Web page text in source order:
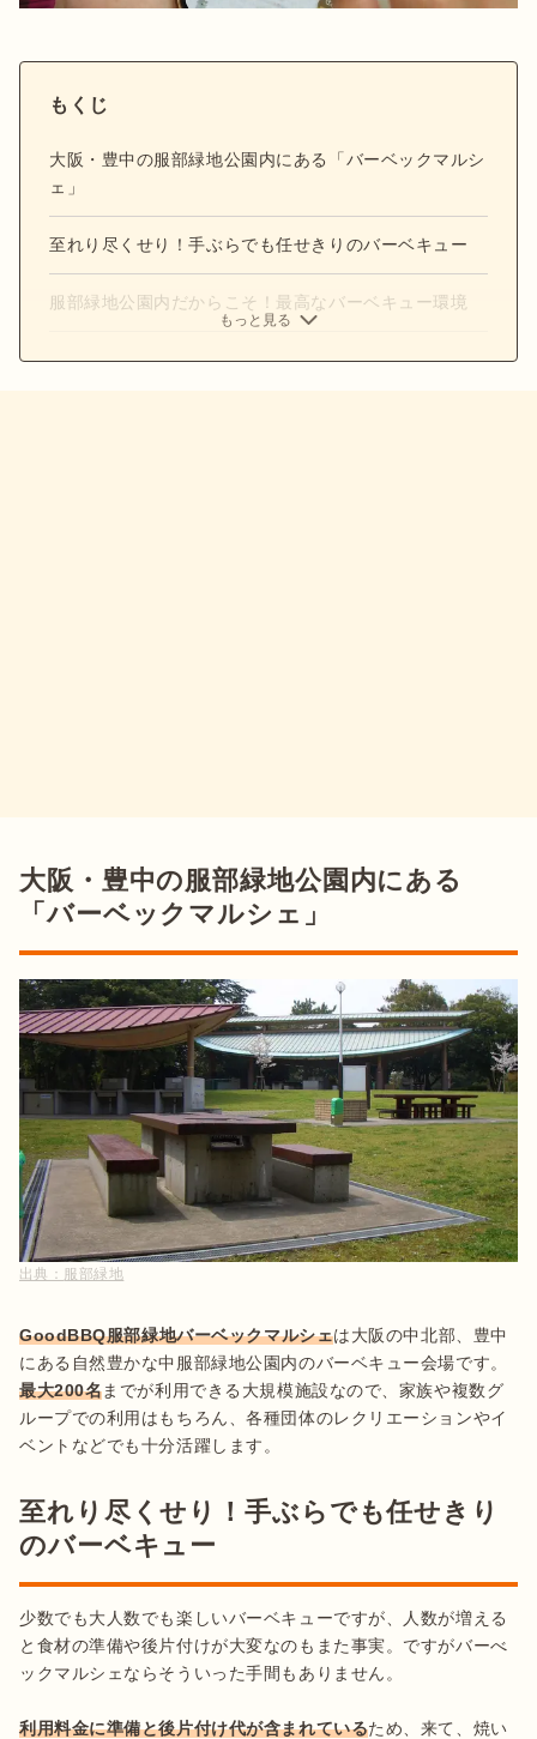
もくじ
大阪・豊中の服部緑地公園内にある「バーベックマルシ
ェ」
至れり尽くせり！手ぶらでも任せきりのバーベキュー
服部緑地公園内だからこそ！最高なバーベキュー環境
もっと見る
大阪・豊中の服部緑地公園内にある
「バーベックマルシェ」
出典： 服部緑地
GoodBBQ服部緑地バーベックマルシェは大阪の中北部、豊中
にある自然豊かな中服部緑地公園内のバーベキュー会場です。
最大200名までが利用できる大規模施設なので、家族や複数グ
ループでの利用はもちろん、各種団体のレクリエーションやイ
ベントなどでも十分活躍します。
至れり尽くせり！手ぶらでも任せきり
のバーベキュー
少数でも大人数でも楽しいバーベキューですが、人数が増える
と食材の準備や後片付けが大変なのもまた事実。ですがバーべ
ックマルシェならそういった手間もありません。
利用料金に準備と後片付け代が含まれているため、来て、焼い